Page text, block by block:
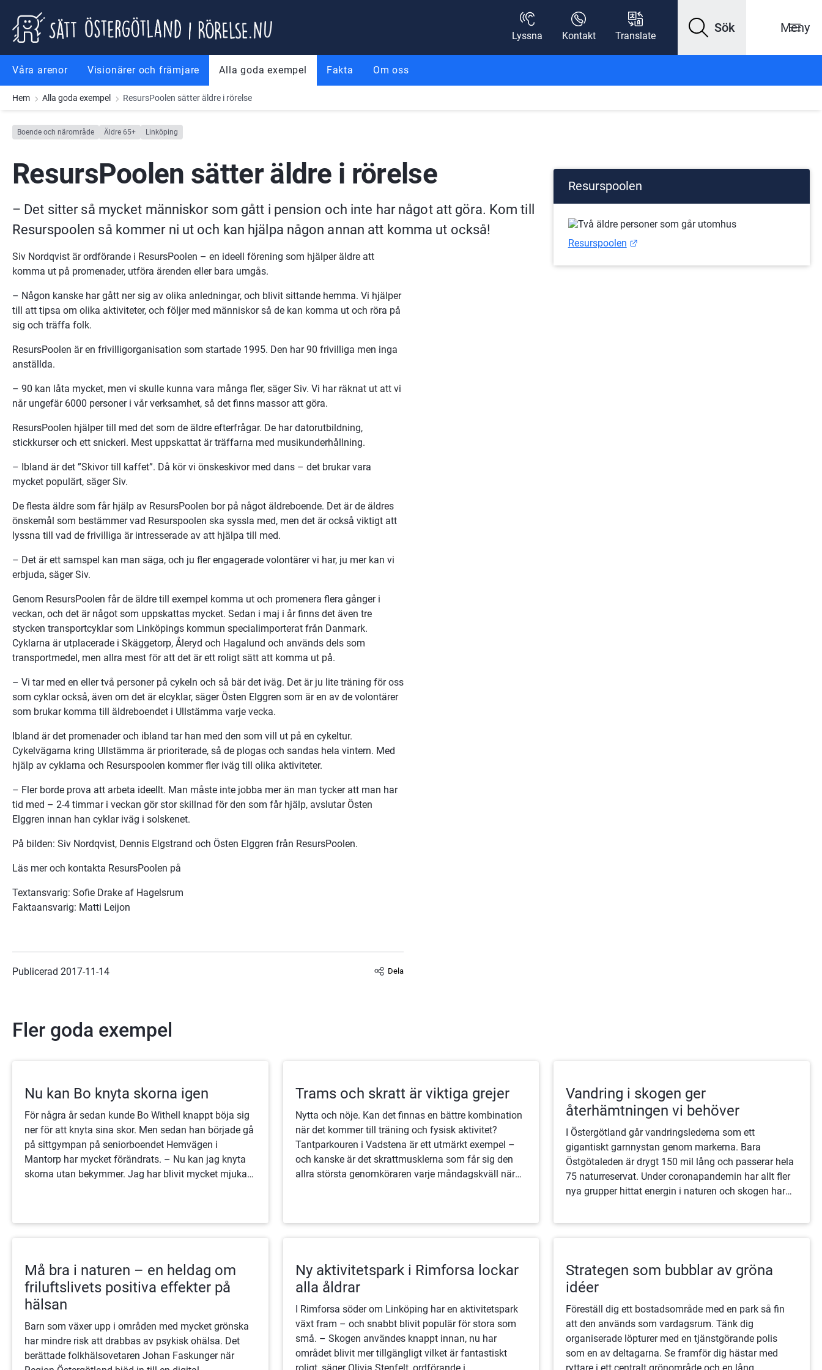
Gå till innehåll
Gå till meny
Gå till sidfot
Lyssna
Kontakt Translate
Sök Meny
Våra arenor Visionärer och främjare Alla goda exempel Fakta Om oss
Hem Alla goda exempel ResursPoolen sätter äldre i rörelse
Boende och närområde Äldre 65+ Linköping
ResursPoolen sätter äldre i rörelse
– Det sitter så mycket människor som gått i pension och inte har något att göra. Kom till
Resurspoolen så kommer ni ut och kan hjälpa någon annan att komma ut också!
Siv Nordqvist är ordförande i ResursPoolen – en ideell förening som hjälper äldre att
komma ut på promenader, utföra ärenden eller bara umgås.
– Någon kanske har gått ner sig av olika anledningar, och blivit sittande hemma. Vi hjälper
till att tipsa om olika aktiviteter, och följer med människor så de kan komma ut och röra på
sig och träffa folk.
ResursPoolen är en frivilligorganisation som startade 1995. Den har 90 frivilliga men inga
anställda.
– 90 kan låta mycket, men vi skulle kunna vara många fler, säger Siv. Vi har räknat ut att vi
når ungefär 6000 personer i vår verksamhet, så det finns massor att göra.
ResursPoolen hjälper till med det som de äldre efterfrågar. De har datorutbildning,
stickkurser och ett snickeri. Mest uppskattat är träffarna med musikunderhållning.
– Ibland är det ”Skivor till kaffet”. Då kör vi önskeskivor med dans – det brukar vara
mycket populärt, säger Siv.
De flesta äldre som får hjälp av ResursPoolen bor på något äldreboende. Det är de äldres
önskemål som bestämmer vad Resurspoolen ska syssla med, men det är också viktigt att
lyssna till vad de frivilliga är intresserade av att hjälpa till med.
– Det är ett samspel kan man säga, och ju fler engagerade volontärer vi har, ju mer kan vi
erbjuda, säger Siv.
Genom ResursPoolen får de äldre till exempel komma ut och promenera flera gånger i
veckan, och det är något som uppskattas mycket. Sedan i maj i år finns det även tre
stycken transportcyklar som Linköpings kommun specialimporterat från Danmark.
Cyklarna är utplacerade i Skäggetorp, Åleryd och Hagalund och används dels som
transportmedel, men allra mest för att det är ett roligt sätt att komma ut på.
– Vi tar med en eller två personer på cykeln och så bär det iväg. Det är ju lite träning för oss
som cyklar också, även om det är elcyklar, säger Östen Elggren som är en av de volontärer
som brukar komma till äldreboendet i Ullstämma varje vecka.
Ibland är det promenader och ibland tar han med den som vill ut på en cykeltur.
Cykelvägarna kring Ullstämma är prioriterade, så de plogas och sandas hela vintern. Med
hjälp av cyklarna och Resurspoolen kommer fler iväg till olika aktiviteter.
– Fler borde prova att arbeta ideellt. Man måste inte jobba mer än man tycker att man har
tid med – 2-4 timmar i veckan gör stor skillnad för den som får hjälp, avslutar Östen
Elggren innan han cyklar iväg i solskenet.
På bilden: Siv Nordqvist, Dennis Elgstrand och Östen Elggren från ResursPoolen.
Läs mer och kontakta ResursPoolen på
Textansvarig: Sofie Drake af Hagelsrum
Faktaansvarig: Matti Leijon
Publicerad 2017-11-14 Dela
Resurspoolen
Resurspoolen Länk till annan webbplats.
Fler goda exempel
Nu kan Bo knyta skorna igen
För några år sedan kunde Bo Withell knappt böja sig
ner för att knyta sina skor. Men sedan han började gå
på sittgympan på seniorboendet Hemvägen i
Mantorp har mycket förändrats. – Nu kan jag knyta
skorna utan bekymmer. Jag har blivit mycket mjukare
Trams och skratt är viktiga grejer
Nytta och nöje. Kan det finnas en bättre kombination
när det kommer till träning och fysisk aktivitet?
Tantparkouren i Vadstena är ett utmärkt exempel –
och kanske är det skrattmusklerna som får sig den
allra största genomköraren varje måndagskväll när
Vandring i skogen ger
återhämtningen vi behöver
I Östergötland går vandringslederna som ett
gigantiskt garnnystan genom markerna. Bara
Östgötaleden är drygt 150 mil lång och passerar hela
75 naturreservat. Under coronapandemin har allt fler
nya grupper hittat energin i naturen och skogen har
träffas.
Må bra i naturen – en heldag om
friluftslivets positiva effekter på
hälsan
Barn som växer upp i områden med mycket grönska
har mindre risk att drabbas av psykisk ohälsa. Det
berättade folkhälsovetaren Johan Faskunger när
Ny aktivitetspark i Rimforsa lockar
alla åldrar
I Rimforsa söder om Linköping har en aktivitetspark
växt fram – och snabbt blivit populär för stora som
små. – Skogen användes knappt innan, nu har
området blivit mer tillgängligt vilket är fantastiskt
Strategen som bubblar av gröna
idéer
Föreställ dig ett bostadsområde med en park så fin
att den används som vardagsrum. Tänk dig
organiserade löpturer med en tjänstgörande polis
som en av deltagarna. Se framför dig hästar med